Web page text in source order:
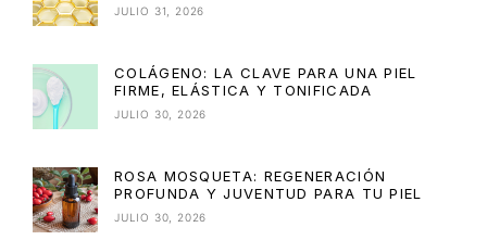
JULIO 31, 2026
COLÁGENO: LA CLAVE PARA UNA PIEL
FIRME, ELÁSTICA Y TONIFICADA
JULIO 30, 2026
ROSA MOSQUETA: REGENERACIÓN
PROFUNDA Y JUVENTUD PARA TU PIEL
JULIO 30, 2026